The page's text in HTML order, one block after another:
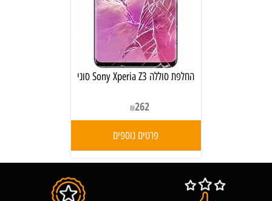
‏החלפת סוללה Sony Xperia Z3 סוני
₪262
פרטים נוספים